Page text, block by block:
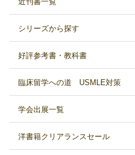
シリーズから探す
好評参考書・教科書
臨床留学への道 USMLE対策
学会出展一覧
洋書籍クリアランスセール